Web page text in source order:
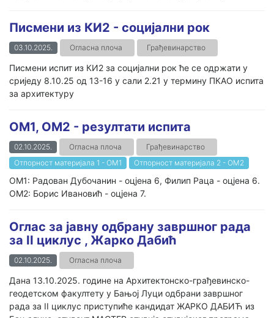
Писмени из КИ2 - социјални рок
03.10.2025. Огласна плоча Грађевинарство
Писмени испит из КИ2 за социјални рок ће се одржати у
сриједу 8.10.25 од 13-16 у сали 2.21 у термину ПКАО испита
за архитектуру
ОМ1, ОМ2 - резултати испита
02.10.2025. Огласна плоча
Грађевинарство
Отпорност материјала 1 - ОМ1
Отпорност материјала 2 - ОМ2
ОМ1: Радован Дубочанин - оцјена 6, Филип Раца - оцјена 6.
ОМ2: Борис Ивановић - оцјена 7.
Оглас за јавну одбрану завршног рада
за II циклус , Жарко Дабић
02.10.2025. Огласна плоча
Дана 13.10.2025. године на Архитектонско-грађевинско-
геодетском факултету у Бањој Луци одбрани завршног
рада за II циклус приступиће кандидат ЖАРКО ДАБИЋ из